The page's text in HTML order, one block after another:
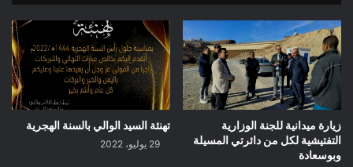
زيارة ميدانية للجنة الوزارية
التفتيشية لكل من دائرتي المسيلة
وبوسعادة
تهنئة السيد الوالي بالسنة الهجرية
29 يوليو، 2022